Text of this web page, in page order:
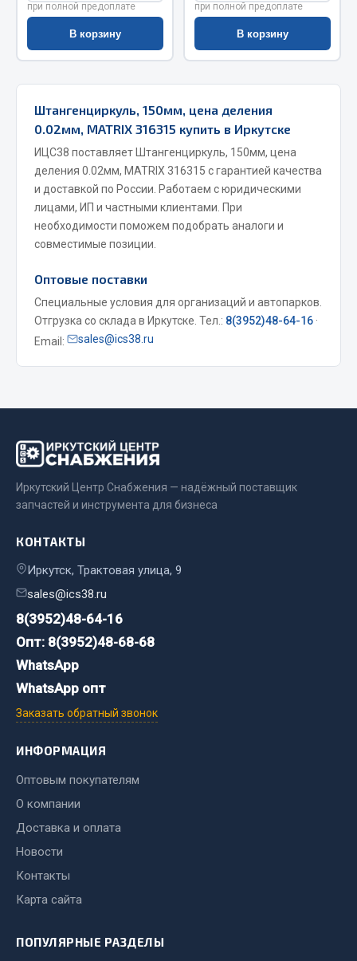
Запчасти КамАЗ
Система выпуска газа
Система охлаждения
Сцепление
Коробка передач
Коробка передач ZF
Показать ещё
Запчасти МАЗ
Окно ветровое
Двигатель
Электрооборудование
Показать ещё
Весь раздел
Запчасти Урал
Двигатель
Мост задний
Система охлаждения
Сцепление
Весь раздел
Запчасти ЯМЗ
Система питания
при полной предоплате
В корзину
при полной предоплате
В корзину
Штангенциркуль, 150мм, цена деления
0.02мм, MATRIX 316315 купить в Иркутске
ИЦС38 поставляет Штангенциркуль, 150мм, цена
деления 0.02мм, MATRIX 316315 с гарантией качества
и доставкой по России. Работаем с юридическими
лицами, ИП и частными клиентами. При
необходимости поможем подобрать аналоги и
совместимые позиции.
Оптовые поставки
Специальные условия для организаций и автопарков.
Отгрузка со склада в Иркутске. Тел.: 8(3952)48-64-16 ·
Email:
sales@ics38.ru
Иркутский Центр Снабжения — надёжный поставщик
запчастей и инструмента для бизнеса
КОНТАКТЫ
Иркутск, Трактовая улица, 9
sales@ics38.ru
8(3952)48-64-16
Опт: 8(3952)48-68-68
WhatsApp
WhatsApp опт
Заказать обратный звонок
ИНФОРМАЦИЯ
Оптовым покупателям
О компании
Доставка и оплата
Новости
Контакты
Карта сайта
ПОПУЛЯРНЫЕ РАЗДЕЛЫ